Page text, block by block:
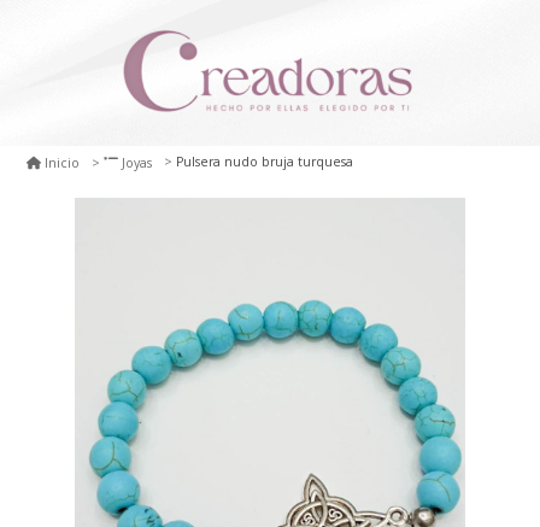
Inicio Joyas Pulsera nudo bruja turquesa